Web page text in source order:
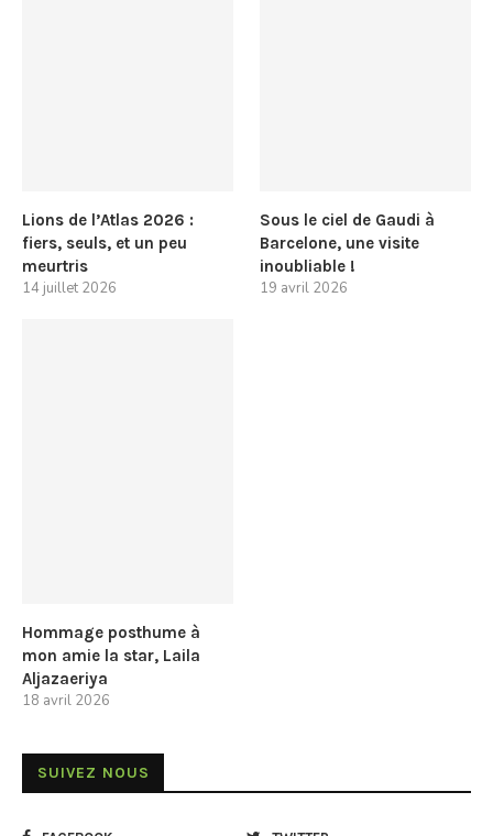
Lions de l’Atlas 2026 :
fiers, seuls, et un peu
meurtris
14 juillet 2026
Sous le ciel de Gaudi à
Barcelone, une visite
inoubliable !
19 avril 2026
Hommage posthume à
mon amie la star, Laila
Aljazaeriya
18 avril 2026
SUIVEZ NOUS